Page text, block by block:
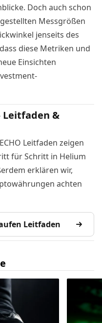
Doch auch schon
Messgrößen
jenseits des
diese Metriken und
Einsichten
Leitfaden &
Leitfaden zeigen
für Schritt in Helium
erklären wir,
achten
Leitfaden